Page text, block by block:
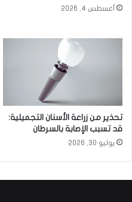
أغسطس 4, 2026
تحذير من زراعة الأسنان التجميلية:
قد تسبب الإصابة بالسرطان
يوليو 30, 2026